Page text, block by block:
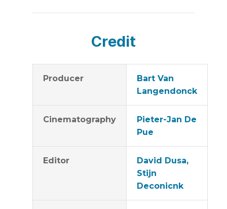
과 악, 옳고 그름의 ‘판단’과 ‘대의’가 느껴지지 않는다. 그
의 장기간 그리고 험난한 아프가니스탄 촬영에도 불구하
발한다. [이승민]
Credit
Producer
Bart Van
Langendonck
Cinematography
Pieter-Jan De
Pue
Editor
David Dusa,
Stijn
Deconicnk